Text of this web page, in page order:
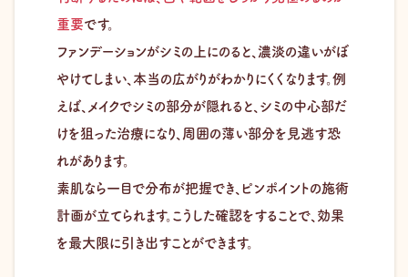
重要です。
ファンデーションがシミの上にのると、濃淡の違いがぼ
やけてしまい、本当の広がりがわかりにくくなります。例
えば、メイクでシミの部分が隠れると、シミの中心部だ
けを狙った治療になり、周囲の薄い部分を見逃す恐
れがあります。
素肌なら一目で分布が把握でき、ピンポイントの施術
計画が立てられます。こうした確認をすることで、効果
を最大限に引き出すことができます。